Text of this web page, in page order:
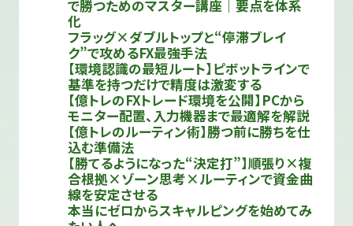
で勝つためのマスター講座｜要点を体系
化
フラッグ×ダブルトップと“停滞ブレイ
ク”で攻めるFX最強手法
【環境認識の最短ルート】ピボットラインで
基準を持つだけで精度は激変する
【億トレのFXトレード環境を公開】PCから
モニター配置、入力機器まで最適解を解説
【億トレのルーティン術】勝つ前に勝ちを仕
込む準備法
【勝てるようになった“決定打”】順張り×複
合根拠×ゾーン思考×ルーティンで資金曲
線を安定させる
本当にゼロからスキャルピングを始めてみ